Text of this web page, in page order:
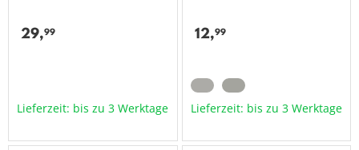
29,99
Lieferzeit: bis zu 3 Werktage
12,99
Lieferzeit: bis zu 3 Werktage